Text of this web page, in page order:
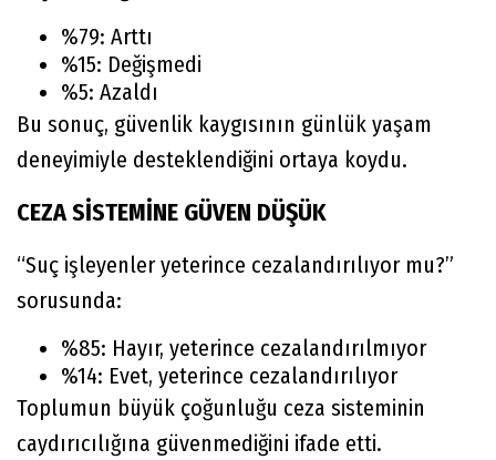
%79: Arttı
%15: Değişmedi
%5: Azaldı
Bu sonuç, güvenlik kaygısının günlük yaşam
deneyimiyle desteklendiğini ortaya koydu.
CEZA SİSTEMİNE GÜVEN DÜŞÜK
“Suç işleyenler yeterince cezalandırılıyor mu?”
sorusunda:
%85: Hayır, yeterince cezalandırılmıyor
%14: Evet, yeterince cezalandırılıyor
Toplumun büyük çoğunluğu ceza sisteminin
caydırıcılığına güvenmediğini ifade etti.